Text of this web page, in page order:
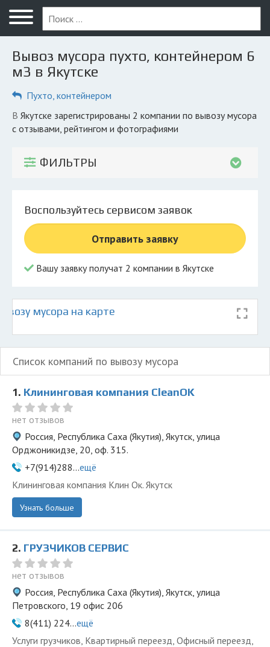
Меню
Главная
Вопрос юристу
Компании
Экоблог
© 2026 Все права защищены
Вывоз мусора пухто, контейнером 6
м3 в Якутске
Пухто, контейнером
в Якутске зарегистрированы 2 компании по вывозу мусора
с отзывами, рейтингом и фотографиями
ФИЛЬТРЫ
Воспользуйтесь сервисом заявок
Отправить заявку
Вашу заявку получат 2 компании в Якутске
мусора на карте
Список компаний по вывозу мусора
1. Клининговая компания СleanOK
нет отзывов
Россия, Республика Саха (Якутия), Якутск, улица
Орджоникидзе, 20, оф. 315.
+7(914)288...ещё
Клининговая компания Клин Ок. Якутск
Узнать больше
2. ГРУЗЧИКОВ СЕРВИС
нет отзывов
Россия, Республика Саха (Якутия), Якутск, улица
Петровского, 19 офис 206
8(411) 224...ещё
Услуги грузчиков, Квартирный переезд, Офисный переезд,